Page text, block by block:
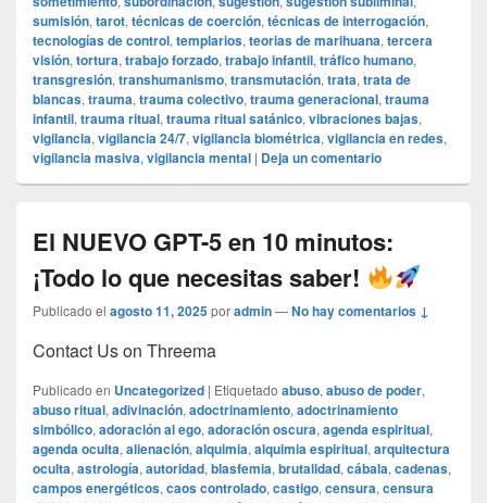
sumisión, tarot, técnicas de coerción, técnicas de interrogación,
tecnologías de control, templarios, teorias de marihuana, tercera
visión, tortura, trabajo forzado, trabajo infantil, tráfico humano,
transgresión, transhumanismo, transmutación, trata, trata de
blancas, trauma, trauma colectivo, trauma generacional, trauma
infantil, trauma ritual, trauma ritual satánico, vibraciones bajas,
vigilancia, vigilancia 24/7, vigilancia biométrica, vigilancia en redes,
vigilancia masiva, vigilancia mental | Deja un comentario
El NUEVO GPT-5 en 10 minutos:
¡Todo lo que necesitas saber!
Publicado el agosto 11, 2025poradmin—No hay comentarios ↓
Contact Us on Threema
Publicado en Uncategorized | Etiquetado abuso, abuso de poder,
abuso ritual, adivinación, adoctrinamiento, adoctrinamiento
simbólico, adoración al ego, adoración oscura, agenda espiritual,
agenda oculta, alienación, alquimia, alquimia espiritual, arquitectura
oculta, astrología, autoridad, blasfemia, brutalidad, cábala, cadenas,
campos energéticos, caos controlado, castigo, censura, censura